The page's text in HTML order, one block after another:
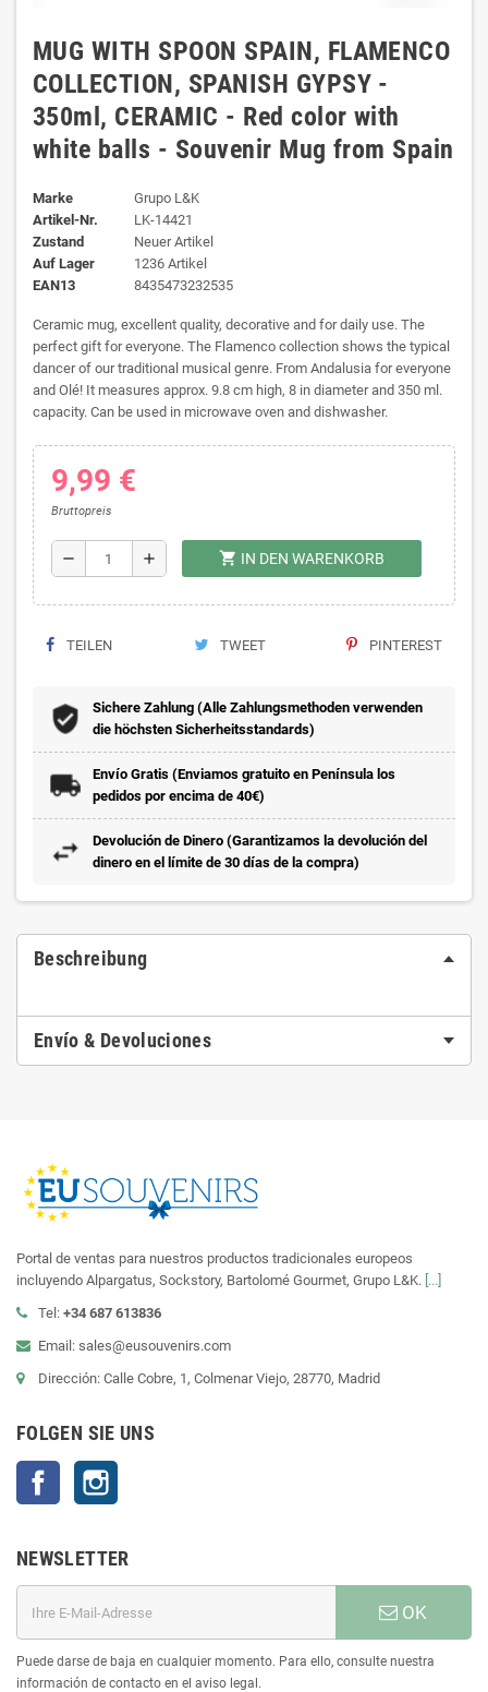
MUG WITH SPOON SPAIN, FLAMENCO
COLLECTION, SPANISH GYPSY -
350ml, CERAMIC - Red color with
white balls - Souvenir Mug from Spain
Marke
Grupo L&K
Artikel-Nr.
LK-14421
Zustand
Neuer Artikel
Auf Lager
1236 Artikel
EAN13
8435473232535
Ceramic mug, excellent quality, decorative and for daily use. The
perfect gift for everyone. The Flamenco collection shows the typical
dancer of our traditional musical genre. From Andalusia for everyone
and Olé! It measures approx. 9.8 cm high, 8 in diameter and 350 ml.
capacity. Can be used in microwave oven and dishwasher.
9,99 €
Bruttopreis
remove add shopping_cart IN DEN WARENKORB
TEILEN TWEET PINTEREST
Sichere Zahlung (Alle Zahlungsmethoden verwenden
die höchsten Sicherheitsstandards)
Envío Gratis (Enviamos gratuito en Península los
pedidos por encima de 40€)
Devolución de Dinero (Garantizamos la devolución del
dinero en el límite de 30 días de la compra)
Beschreibung
Envío & Devoluciones
Portal de ventas para nuestros productos tradicionales europeos
incluyendo Alpargatus, Sockstory, Bartolomé Gourmet, Grupo L&K. [...]
Tel: +34 687 613836
Email: sales@eusouvenirs.com
Dirección: Calle Cobre, 1, Colmenar Viejo, 28770, Madrid
FOLGEN SIE UNS
Facebook
NEWSLETTER
OK
Puede darse de baja en cualquier momento. Para ello, consulte nuestra
información de contacto en el aviso legal.